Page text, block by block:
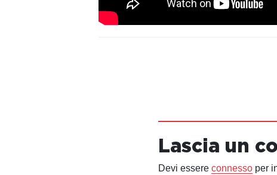
Lascia un
Devi essere connessoper